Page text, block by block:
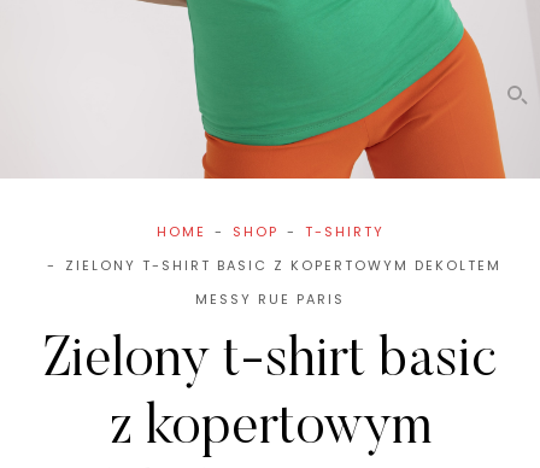
HOME SHOP
T-SHIRTY
ZIELONY T-SHIRT BASIC Z KOPERTOWYM DEKOLTEM
MESSY RUE PARIS
Zielony t-shirt basic
z kopertowym